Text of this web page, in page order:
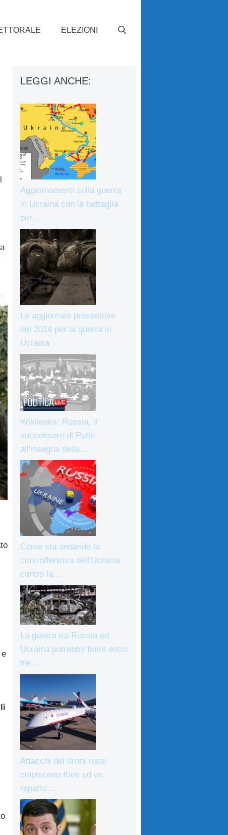
ELEZIONI
LEGGI ANCHE:
Aggiornamenti sulla guerra
in Ucraina con la battaglia
per…
Le aggiornate prospettive
del 2024 per la guerra in
Ucraina
Wikileaks: Russia, il
successore di Putin
all'insegna della…
Come sta andando la
controffensiva dell'Ucraina
contro la…
La guerra tra Russia ed
Ucraina potrebbe finire entro
tre…
Attacchi dei droni russi
colpiscono Kiev ed un
reparto…